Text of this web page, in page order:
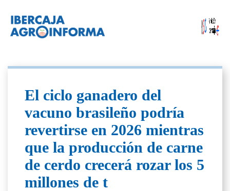
El ciclo ganadero del
vacuno brasileño podría
revertirse en 2026 mientras
que la producción de carne
de cerdo crecerá rozar los 5
millones de t